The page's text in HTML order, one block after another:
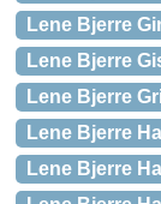
Lene Bjerre
Lene Bjerre
Lene Bjerre
Lene Bjerre
Lene Bjerre